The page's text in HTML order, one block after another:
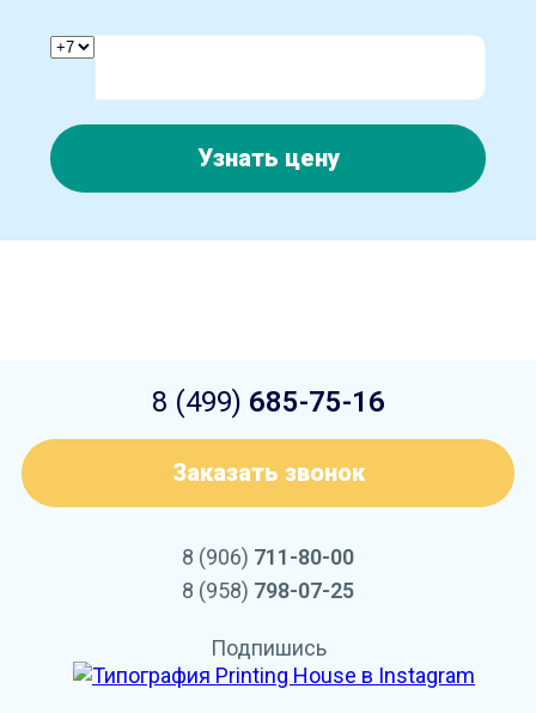
Узнать цену
8 (499) 685-75-16
Заказать звонок
8 (906) 711-80-00
8 (958) 798-07-25
Подпишись